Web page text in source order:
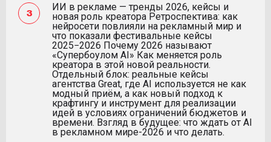
ИИ в рекламе — тренды 2026, кейсы и
новая роль креатора Ретроспектива: как
нейросети повлияли на рекламный мир и
что показали фестивальные кейсы
2025−2026 Почему 2026 называют
«Супербоулом AI» Как меняется роль
креатора в этой новой реальности.
Отдельный блок: реальные кейсы
агентства Great, где AI используется не как
модный приём, а как новый подход к
крафтингу и инструмент для реализации
идей в условиях ограничений бюджетов и
времени. Взгляд в будущее: что ждать от AI
в рекламном мире-2026 и что делать.